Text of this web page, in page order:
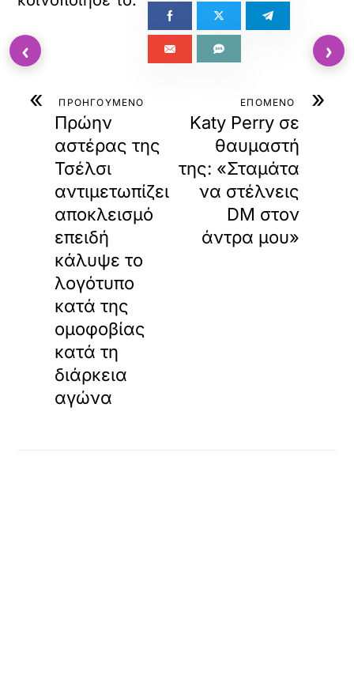
« ΠΡΟΗΓΟΥΜΕΝΟ
Πρώην
αστέρας της
Τσέλσι
αντιμετωπίζει
αποκλεισμό
επειδή
κάλυψε το
λογότυπο
κατά της
ομοφοβίας
κατά τη
διάρκεια
αγώνα
»
ΕΠΟΜΕΝΟ
Katy Perry σε
θαυμαστή
της: «Σταμάτα
να στέλνεις
DM στον
άντρα μου»
‹ ›